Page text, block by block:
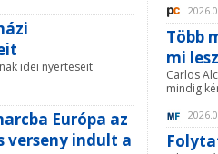
idei nyerteseit
Európa az
verseny indult a
Több
mi
Carlos
mindig